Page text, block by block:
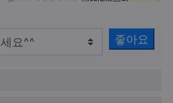
좋아요